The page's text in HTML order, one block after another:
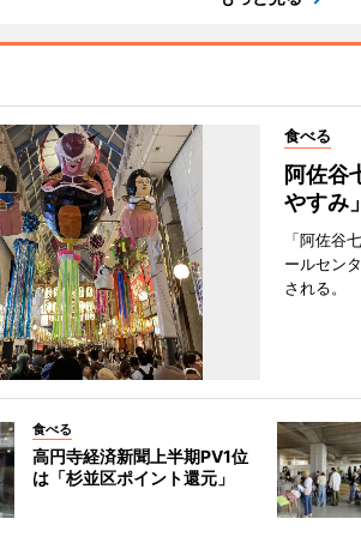
食べる
阿佐谷
やすみ
「阿佐谷
ールセン
される。
食べる
高円寺経済新聞上半期PV1位
は「杉並区ポイント還元」